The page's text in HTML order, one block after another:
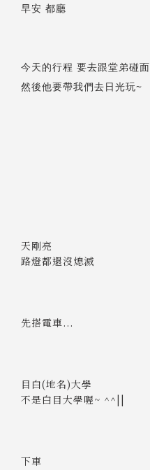
早安 都廳
今天的行程 要去跟堂弟碰面
然後他要帶我們去日光玩~
天剛亮
路燈都還沒熄滅
先搭電車...
目白(地名)大學
不是白目大學喔~ ^^||
下車